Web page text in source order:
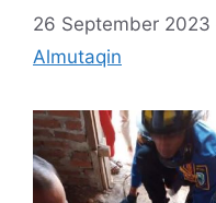
26 September 2023
Almutaqin